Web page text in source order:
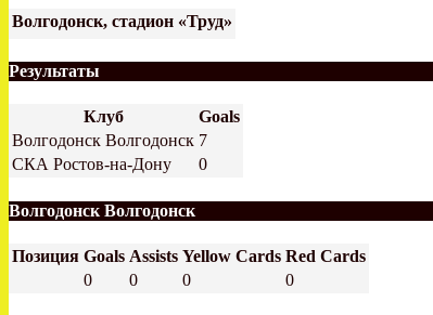
Волгодонск, стадион «Труд»
Результаты
Клуб
Goals
Волгодонск Волгодонск 7
СКА Ростов-на-Дону
0
Волгодонск Волгодонск
Позиция Goals Assists Yellow Cards Red Cards
0
0 0 0